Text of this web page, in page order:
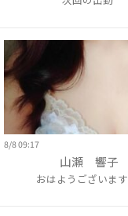
8/8 09:17
山瀬 響子
おはようございます